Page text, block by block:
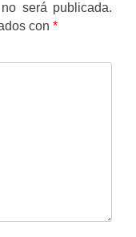
será publicada.
con *